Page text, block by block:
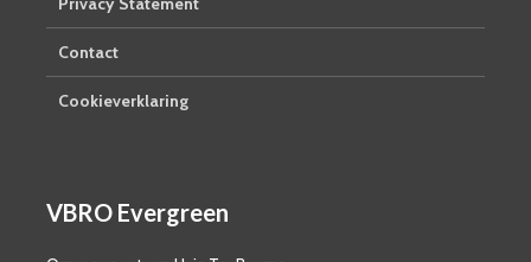
Contact
Cookieverklaring
VBRO Evergreen